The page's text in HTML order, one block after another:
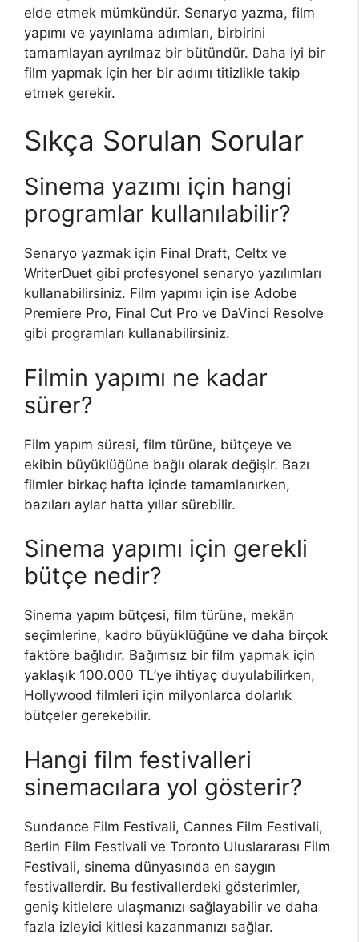
elde etmek mümkündür. Senaryo yazma, film
yapımı ve yayınlama adımları, birbirini
tamamlayan ayrılmaz bir bütündür. Daha iyi bir
film yapmak için her bir adımı titizlikle takip
etmek gerekir.
Sıkça Sorulan Sorular
Sinema yazımı için hangi
programlar kullanılabilir?
Senaryo yazmak için Final Draft, Celtx ve
WriterDuet gibi profesyonel senaryo yazılımları
kullanabilirsiniz. Film yapımı için ise Adobe
Premiere Pro, Final Cut Pro ve DaVinci Resolve
gibi programları kullanabilirsiniz.
Filmin yapımı ne kadar
sürer?
Film yapım süresi, film türüne, bütçeye ve
ekibin büyüklüğüne bağlı olarak değişir. Bazı
filmler birkaç hafta içinde tamamlanırken,
bazıları aylar hatta yıllar sürebilir.
Sinema yapımı için gerekli
bütçe nedir?
Sinema yapım bütçesi, film türüne, mekân
seçimlerine, kadro büyüklüğüne ve daha birçok
faktöre bağlıdır. Bağımsız bir film yapmak için
yaklaşık 100.000 TL’ye ihtiyaç duyulabilirken,
Hollywood filmleri için milyonlarca dolarlık
bütçeler gerekebilir.
Hangi film festivalleri
sinemacılara yol gösterir?
Sundance Film Festivali, Cannes Film Festivali,
Berlin Film Festivali ve Toronto Uluslararası Film
Festivali, sinema dünyasında en saygın
festivallerdir. Bu festivallerdeki gösterimler,
geniş kitlelere ulaşmanızı sağlayabilir ve daha
fazla izleyici kitlesi kazanmanızı sağlar.